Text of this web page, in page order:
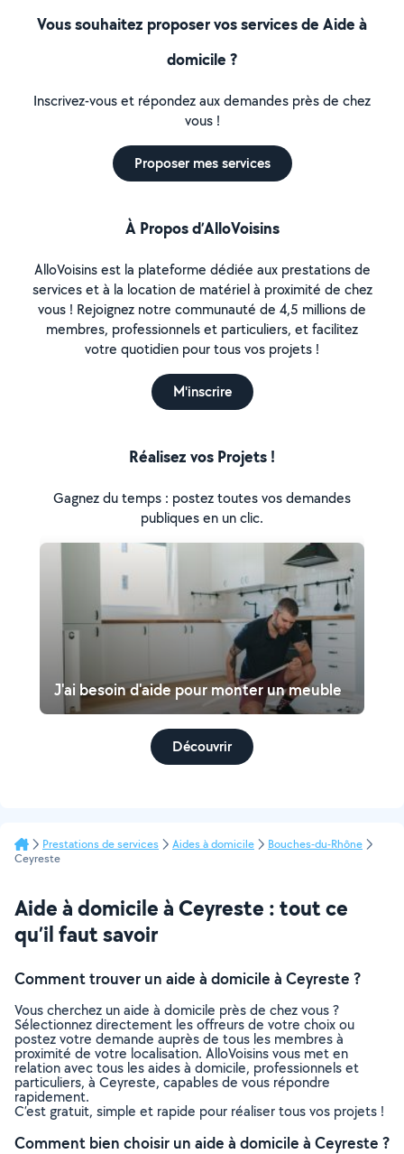
Vous souhaitez proposer vos services de Aide à
domicile ?
Inscrivez-vous et répondez aux demandes près de chez
vous !
Proposer mes services
À Propos d’AlloVoisins
AlloVoisins est la plateforme dédiée aux prestations de
services et à la location de matériel à proximité de chez
vous ! Rejoignez notre communauté de 4,5 millions de
membres, professionnels et particuliers, et facilitez
votre quotidien pour tous vos projets !
M'inscrire
Réalisez vos Projets !
Gagnez du temps : postez toutes vos demandes
publiques en un clic.
J'ai besoin d'aide pour monter un meuble
Découvrir
Prestations de services Aides à domicile
Bouches-du-Rhône
Ceyreste
Aide à domicile à Ceyreste : tout ce
qu’il faut savoir
Comment trouver un aide à domicile à Ceyreste ?
Vous cherchez un aide à domicile près de chez vous ?
Sélectionnez directement les offreurs de votre choix ou
postez votre demande auprès de tous les membres à
proximité de votre localisation. AlloVoisins vous met en
relation avec tous les aides à domicile, professionnels et
particuliers, à Ceyreste, capables de vous répondre
rapidement.
C’est gratuit, simple et rapide pour réaliser tous vos projets !
Comment bien choisir un aide à domicile à Ceyreste ?